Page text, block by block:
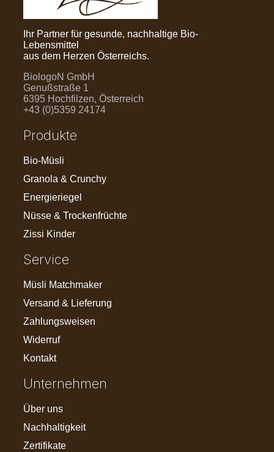
Ihr Partner für gesunde, nachhaltige Bio-
Lebensmittel
aus dem Herzen Österreichs.
BiologoN GmbH
Genußstraße 1
6395 Hochfilzen, Österreich
+43 (0)5359 24174
Produkte
Bio-Müsli
Granola & Crunchy
Energieriegel
Nüsse & Trockenfrüchte
Zissi Kinder
Service
Müsli Matchmaker
Versand & Lieferung
Zahlungsweisen
Widerruf
Kontakt
Unternehmen
Über uns
Nachhaltigkeit
Zertifikate